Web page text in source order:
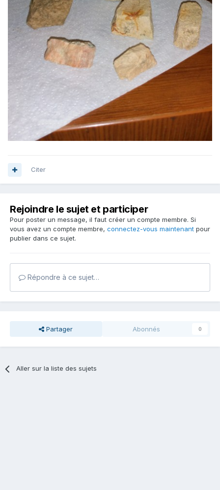
Citer
Rejoindre le sujet et participer
Pour poster un message, il faut créer un compte membre. Si
vous avez un compte membre, connectez-vous maintenant pour
publier dans ce sujet.
Répondre à ce sujet…
Partager Abonnés 0
Aller sur la liste des sujets